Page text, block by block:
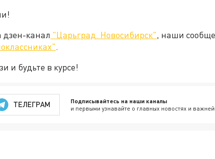
дзен-канал "Царьград. Новосибирск", наши
.
и будьте в курсе!
ТЕЛЕГРАМ Подписывайтесь на наши каналы
и первыми узнавайте о главных новостях и